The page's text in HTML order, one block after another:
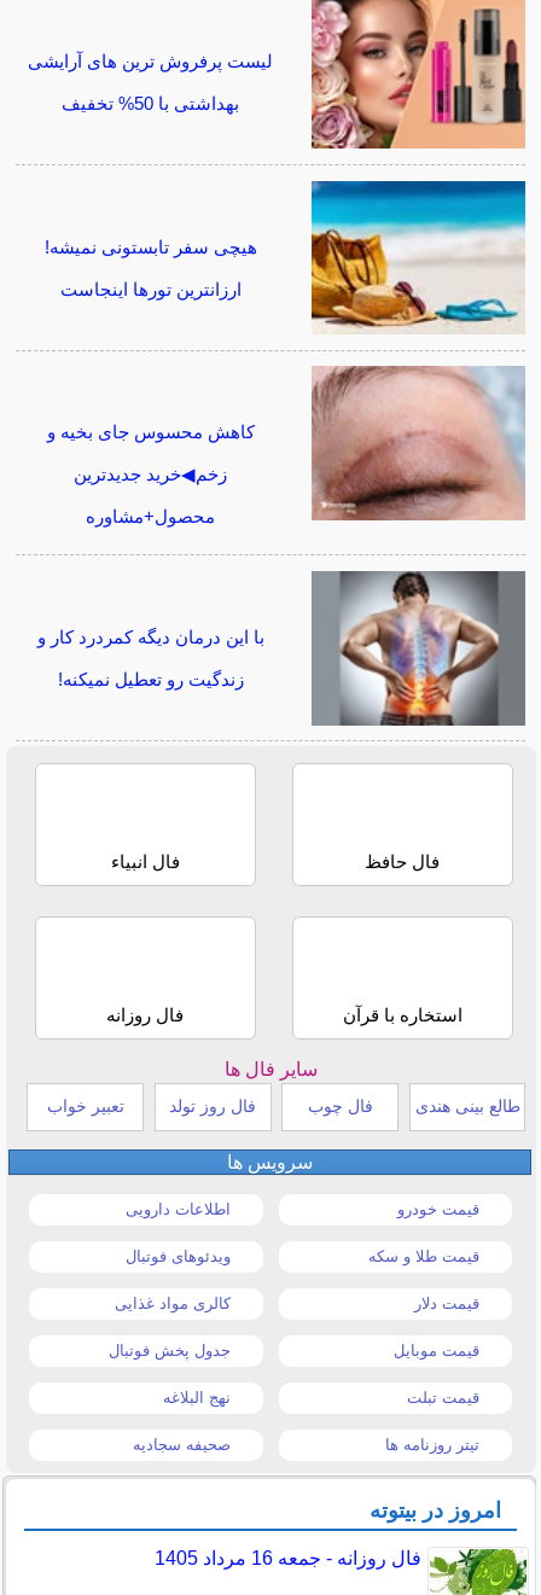
لیست پرفروش ترین های آرایشی
بهداشتی با 50% تخفیف
هیچی سفر تابستونی نمیشه!
ارزانترین تورها اینجاست
کاهش محسوس جای بخیه و
زخم◀خرید جدیدترین
محصول+مشاوره
با این درمان دیگه کمردرد کار و
زندگیت رو تعطیل نمیکنه!
فال حافظ فال انبیاء
استخاره با قرآن فال روزانه
سایر فال ها
طالع بینی هندی فال چوب فال روز تولد تعبیر خواب
سرویس ها
قیمت خودرو اطلاعات دارویی
قیمت طلا و سکه ویدئوهای فوتبال
قیمت دلار کالری مواد غذایی
قیمت موبایل جدول پخش فوتبال
قیمت تبلت نهج البلاغه
تیتر روزنامه ها صحیفه سجادیه
امروز در بیتوته
فال روزانه - جمعه 16 مرداد 1405